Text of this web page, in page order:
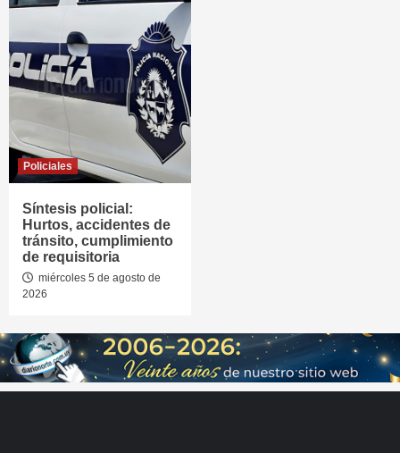
Policiales
Síntesis policial:
Hurtos, accidentes de
tránsito, cumplimiento
de requisitoria
miércoles 5 de agosto de
2026